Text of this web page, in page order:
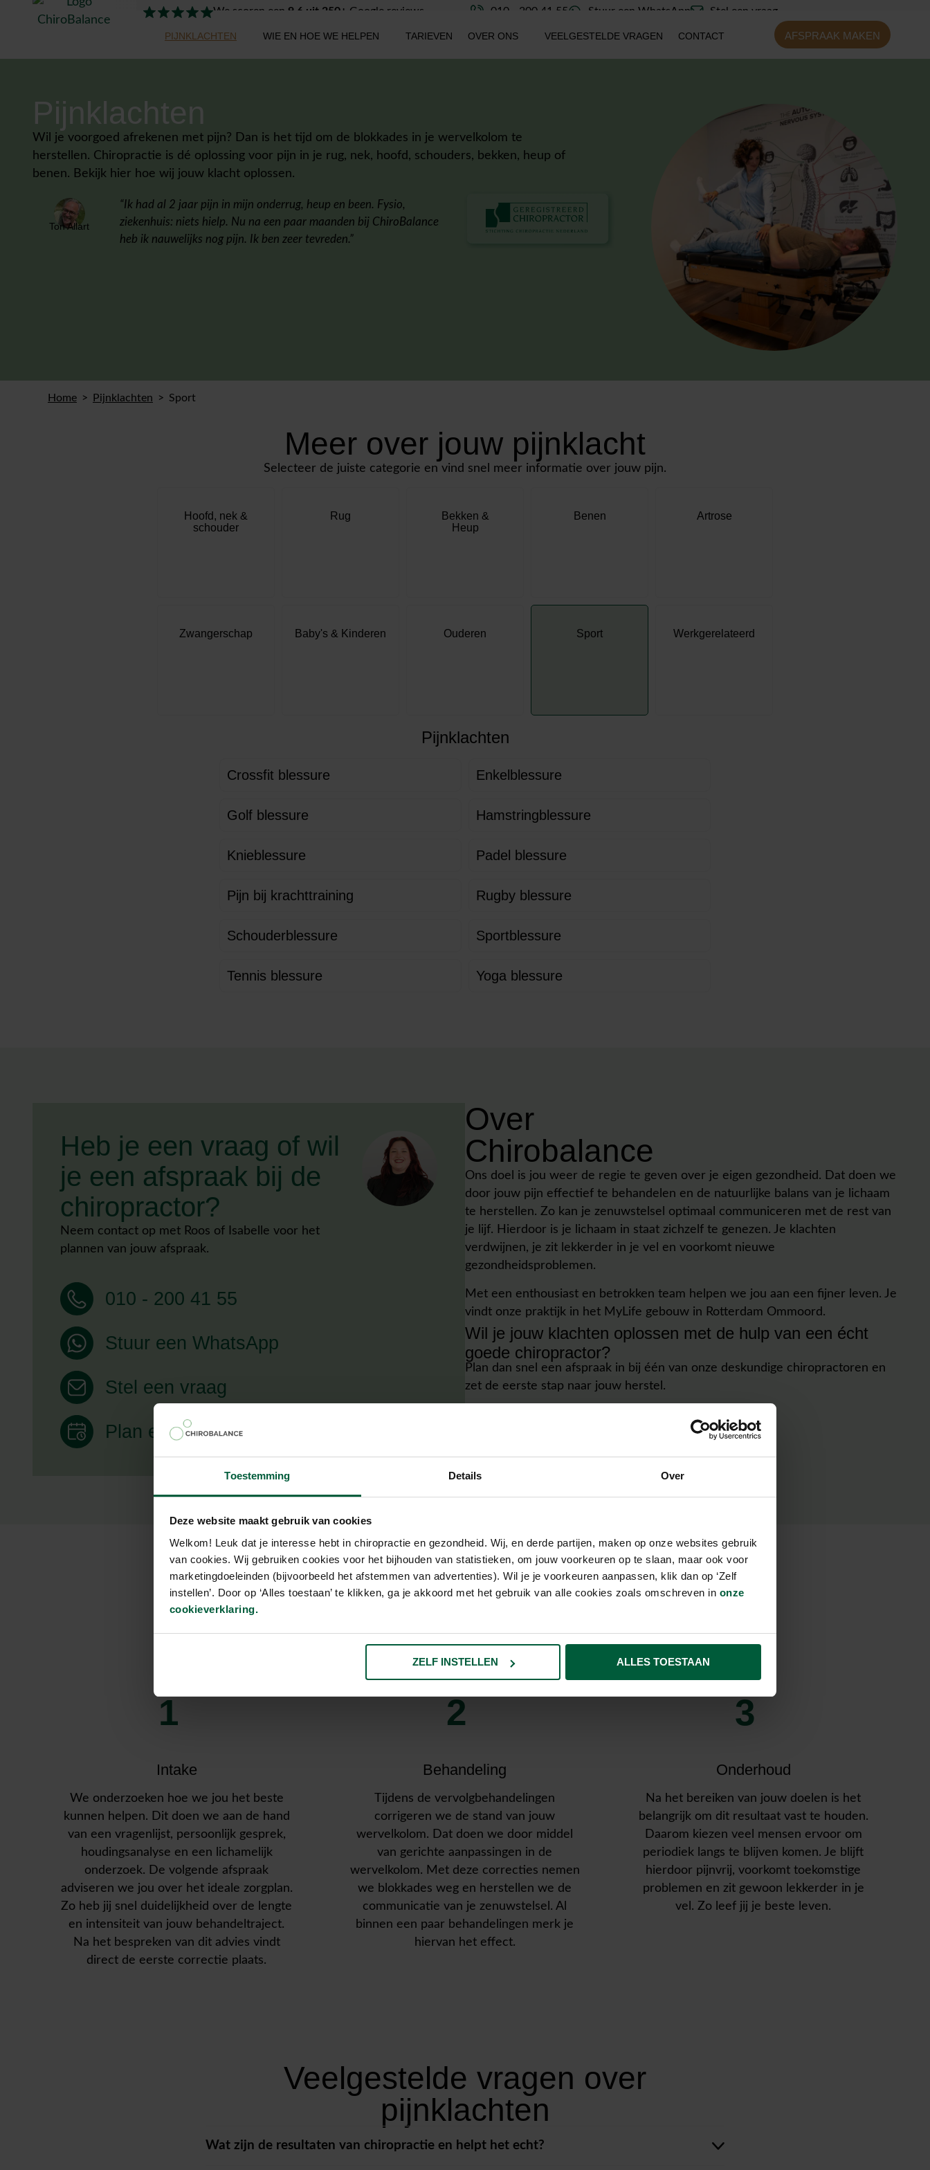
Toestemming Details Over
Deze website maakt gebruik van cookies
Welkom! Leuk dat je interesse hebt in chiropractie en gezondheid. Wij, en derde partijen, maken op onze websites gebruik
van cookies. Wij gebruiken cookies voor het bijhouden van statistieken, om jouw voorkeuren op te slaan, maar ook voor
marketingdoeleinden (bijvoorbeeld het afstemmen van advertenties). Wil je je voorkeuren aanpassen, klik dan op ‘Zelf
instellen’. Door op ‘Alles toestaan’ te klikken, ga je akkoord met het gebruik van alle cookies zoals omschreven in onze
cookieverklaring.
ZELF INSTELLEN ALLES TOESTAAN
We scoren een 9,6 uit 250+ Google reviews 010 - 200 41 55 Stuur een WhatsApp Stel een vraag
PIJNKLACHTEN WIE EN HOE WE HELPEN TARIEVEN OVER ONS VEELGESTELDE VRAGEN CONTACT AFSPRAAK MAKEN
Pijnklachten
Wil je voorgoed afrekenen met pijn? Dan is het tijd om de blokkades in je wervelkolom te
herstellen. Chiropractie is dé oplossing voor pijn in je rug, nek, hoofd, schouders, bekken, heup of
benen. Bekijk hier hoe wij jouw klacht oplossen.
Ton Allart
“Ik had al 2 jaar pijn in mijn onderrug, heup en been. Fysio,
ziekenhuis: niets hielp. Nu na een paar maanden bij ChiroBalance
heb ik nauwelijks nog pijn. Ik ben zeer tevreden.”
Home Pijnklachten Sport
Meer over jouw pijnklacht
Selecteer de juiste categorie en vind snel meer informatie over jouw pijn.
Hoofd, nek &
schouder
Rug
Bekken &
Heup
Benen Artrose
Zwangerschap Baby's & Kinderen Ouderen Sport Werkgerelateerd
Pijnklachten
Crossfit blessure Enkelblessure
Golf blessure Hamstringblessure
Knieblessure Padel blessure
Pijn bij krachttraining Rugby blessure
Schouderblessure Sportblessure
Tennis blessure Yoga blessure
Heb je een vraag of wil
je een afspraak bij de
chiropractor?
Neem contact op met Roos of Isabelle voor het
plannen van jouw afspraak.
010 - 200 41 55
Stuur een WhatsApp
Stel een vraag
Plan een afspraak
Over
Chirobalance
Ons doel is jou weer de regie te geven over je eigen gezondheid. Dat doen we
door jouw pijn effectief te behandelen en de natuurlijke balans van je lichaam
te herstellen. Zo kan je zenuwstelsel optimaal communiceren met de rest van
je lijf. Hierdoor is je lichaam in staat zichzelf te genezen. Je klachten
verdwijnen, je zit lekkerder in je vel en voorkomt nieuwe
gezondheidsproblemen.
Met een enthousiast en betrokken team helpen we jou aan een fijner leven. Je
vindt onze praktijk in het MyLife gebouw in Rotterdam Ommoord.
Wil je jouw klachten oplossen met de hulp van een écht
goede chiropractor?
Plan dan snel een afspraak in bij één van onze deskundige chiropractoren en
zet de eerste stap naar jouw herstel.
Wat je kunt verwachten van
jouw behandeling
1
Intake
We onderzoeken hoe we jou het beste
kunnen helpen. Dit doen we aan de hand
van een vragenlijst, persoonlijk gesprek,
houdingsanalyse en een lichamelijk
onderzoek. De volgende afspraak
adviseren we jou over het ideale zorgplan.
Zo heb jij snel duidelijkheid over de lengte
en intensiteit van jouw behandeltraject.
Na het bespreken van dit advies vindt
direct de eerste correctie plaats.
2
Behandeling
Tijdens de vervolgbehandelingen
corrigeren we de stand van jouw
wervelkolom. Dat doen we door middel
van gerichte aanpassingen in de
wervelkolom. Met deze correcties nemen
we blokkades weg en herstellen we de
communicatie van je zenuwstelsel. Al
binnen een paar behandelingen merk je
hiervan het effect.
3
Onderhoud
Na het bereiken van jouw doelen is het
belangrijk om dit resultaat vast te houden.
Daarom kiezen veel mensen ervoor om
periodiek langs te blijven komen. Je blijft
hierdoor pijnvrij, voorkomt toekomstige
problemen en zit gewoon lekkerder in je
vel. Zo leef jij je beste leven.
Veelgestelde vragen over
pijnklachten
Wat zijn de resultaten van chiropractie en helpt het echt?